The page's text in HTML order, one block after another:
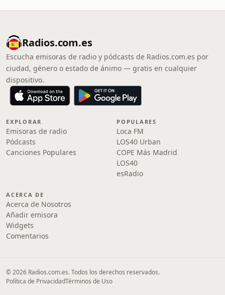
Radios.com.es
Escucha emisoras de radio y pódcasts de Radios.com.es por
ciudad, género o estado de ánimo — gratis en cualquier
dispositivo.
EXPLORAR
Emisoras de radio
Pódcasts
Canciones Populares
POPULARES
Loca FM
LOS40 Urban
COPE Más Madrid
LOS40
esRadio
ACERCA DE
Acerca de Nosotros
Añadir emisora
Widgets
Comentarios
© 2026 Radios.com.es. Todos los derechos reservados.
Política de PrivacidadTérminos de Uso